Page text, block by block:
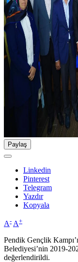
Paylaş
Linkedin
Pinterest
Telegram
Yazdır
Kopyala
A- A+
Pendik Gençlik
Belediyesi’nin 2019-
değerlendirildi.